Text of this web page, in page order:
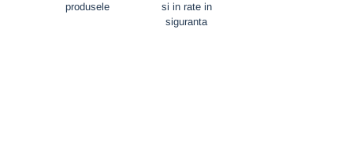
produsele
si in rate in
siguranta